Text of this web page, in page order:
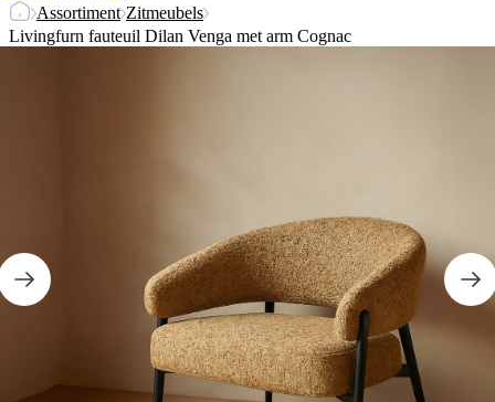
Assortiment Zitmeubels
Livingfurn fauteuil Dilan Venga met arm Cognac